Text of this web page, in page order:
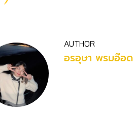
AUTHOR
อรอุษา พรมอ๊อด